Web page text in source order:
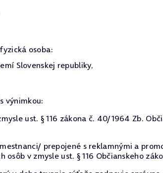
osoba:
Slovenskej republiky,
výnimkou:
ust. § 116 zákona č. 40/1964 Zb.
prepojené s reklamnými a
v zmysle ust. § 116 Občianskeho